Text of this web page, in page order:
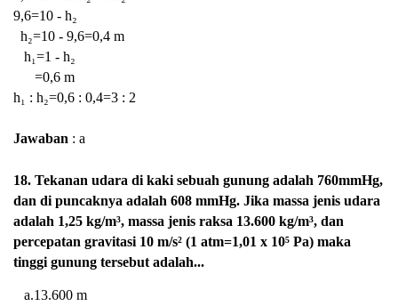
9,6=10 - h₂
h₂=10 - 9,6=0,4 m
h₁=1 - h₂
=0,6 m
h₁ : h₂=0,6 : 0,4=3 : 2
Jawaban : a
18. Tekanan udara di kaki sebuah gunung adalah 760mmHg,
dan di puncaknya adalah 608 mmHg. Jika massa jenis udara
adalah 1,25 kg/m³, massa jenis raksa 13.600 kg/m³, dan
percepatan gravitasi 10 m/s² (1 atm=1,01 x 10⁵ Pa) maka
tinggi gunung tersebut adalah...
a.13.600 m